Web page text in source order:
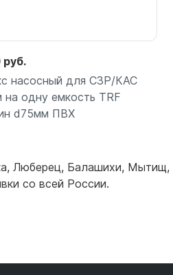
насосный для СЗР/КАС
на одну емкость TRF
d75мм ПВХ
, Люберец, Балашихи, Мытищ,
со всей России.